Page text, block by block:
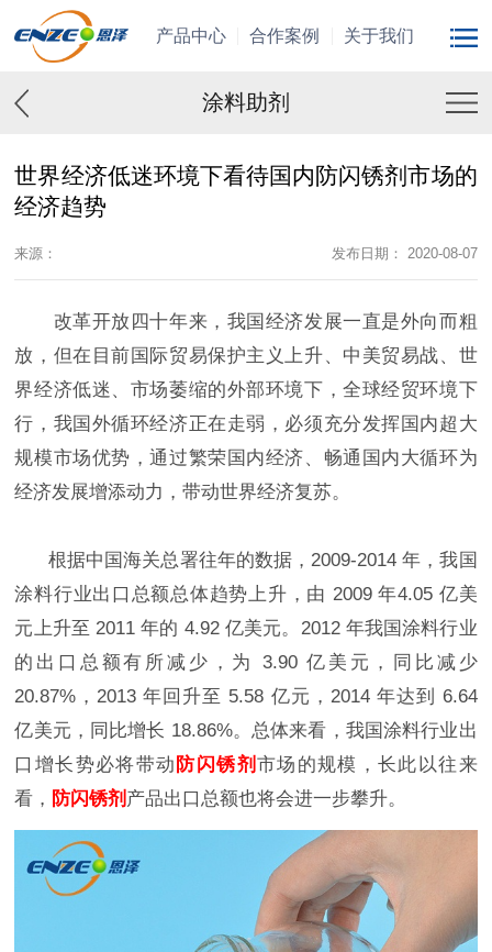
产品中心 合作案例 关于我们
涂料助剂
世界经济低迷环境下看待国内防闪锈剂市场的
经济趋势
来源： 发布日期： 2020-08-07
改革开放四十年来，我国经济发展一直是外向而粗
放，但在目前国际贸易保护主义上升、中美贸易战、世
界经济低迷、市场萎缩的外部环境下，全球经贸环境下
行，我国外循环经济正在走弱，必须充分发挥国内超大
规模市场优势，通过繁荣国内经济、畅通国内大循环为
经济发展增添动力，带动世界经济复苏。
根据中国海关总署往年的数据，2009-2014 年，我国
涂料行业出口总额总体趋势上升，由 2009 年4.05 亿美
元上升至 2011 年的 4.92 亿美元。2012 年我国涂料行业
的出口总额有所减少，为 3.90 亿美元，同比减少
20.87%，2013 年回升至 5.58 亿元，2014 年达到 6.64
亿美元，同比增长 18.86%。总体来看，我国涂料行业出
口增长势必将带动 防闪锈剂 市场的规模，长此以往来
看， 防闪锈剂 产品出口总额也将会进一步攀升。